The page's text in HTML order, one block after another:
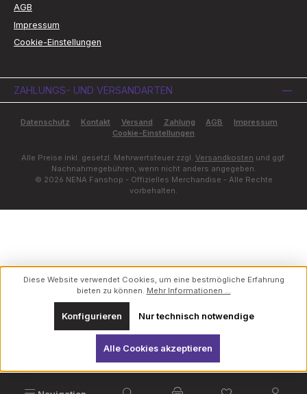
AGB
Impressum
Cookie-Einstellungen
ZAHLUNGS- UND VERSANDARTEN
Datenschutz Kontakt Versand Zahlung AGB
Impressum
Cookie-Einstellungen
Alle Preise inkl. gesetzl. Mehrwertsteuer zzgl. Versandkosten und ggf.
Nachnahmegebühren, wenn nicht anders angegeben.
© 2026 NENA Fanshop - Offizielles Merchandise - Alle Rechte
vorbehalten.
Diese Website verwendet Cookies, um eine bestmögliche Erfahrung
bieten zu können. Mehr Informationen ...
Nur technisch notwendige
Konfigurieren
Alle Cookies akzeptieren